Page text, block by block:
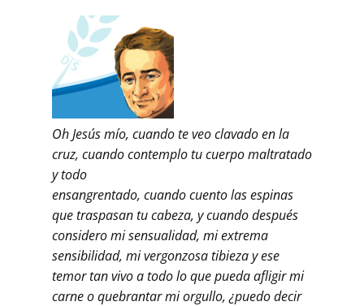
Oh Jesús mío, cuando te veo clavado en la
cruz, cuando contemplo tu cuerpo maltratado
y todo
ensangrentado, cuando cuento las espinas
que traspasan tu cabeza, y cuando después
considero mi sensualidad, mi extrema
sensibilidad, mi vergonzosa tibieza y ese
temor tan vivo a todo lo que pueda afligir mi
carne o quebrantar mi orgullo, ¿puedo decir